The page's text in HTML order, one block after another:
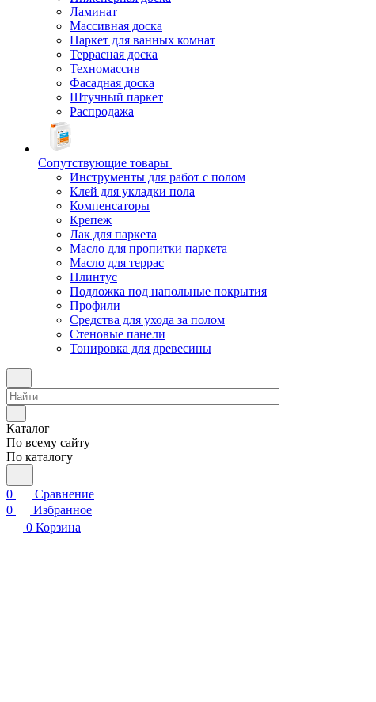
Ламинат
Массивная доска
Паркет для ванных комнат
Террасная доска
Техномассив
Фасадная доска
Штучный паркет
Распродажа
Сопутствующие товары
Инструменты для работ с полом
Клей для укладки пола
Компенсаторы
Крепеж
Лак для паркета
Масло для пропитки паркета
Масло для террас
Плинтус
Подложка под напольные покрытия
Профили
Средства для ухода за полом
Стеновые панели
Тонировка для древесины
Каталог
По всему сайту
По каталогу
0
Сравнение
0
Избранное
0 Корзина